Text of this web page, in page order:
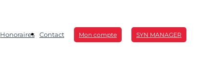
Honoraires Contact Mon compte SYN MANAGER